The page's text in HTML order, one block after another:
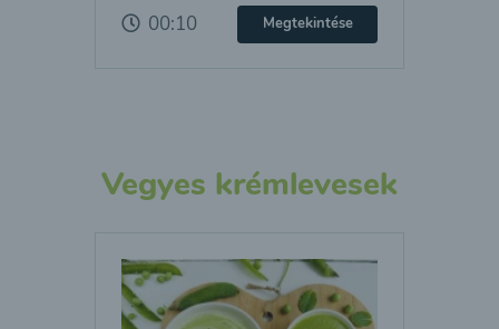
00:10 Megtekintése
Vegyes krémlevesek